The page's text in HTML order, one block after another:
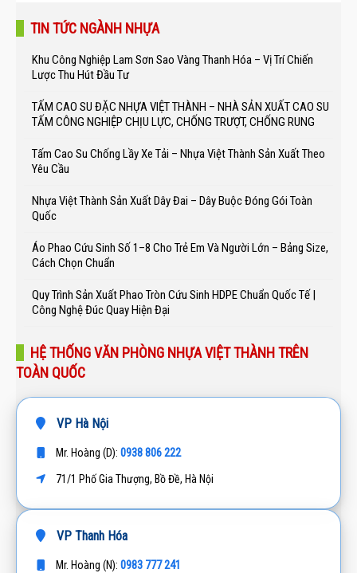
TIN TỨC NGÀNH NHỰA
Khu Công Nghiệp Lam Sơn Sao Vàng Thanh Hóa – Vị Trí Chiến
Lược Thu Hút Đầu Tư
TẤM CAO SU ĐẶC NHỰA VIỆT THÀNH – NHÀ SẢN XUẤT CAO SU
TẤM CÔNG NGHIỆP CHỊU LỰC, CHỐNG TRƯỢT, CHỐNG RUNG
Tấm Cao Su Chống Lầy Xe Tải – Nhựa Việt Thành Sản Xuất Theo
Yêu Cầu
Nhựa Việt Thành Sản Xuất Dây Đai – Dây Buộc Đóng Gói Toàn
Quốc
Áo Phao Cứu Sinh Số 1–8 Cho Trẻ Em Và Người Lớn – Bảng Size,
Cách Chọn Chuẩn
Quy Trình Sản Xuất Phao Tròn Cứu Sinh HDPE Chuẩn Quốc Tế |
Công Nghệ Đúc Quay Hiện Đại
HỆ THỐNG VĂN PHÒNG NHỰA VIỆT THÀNH TRÊN
TOÀN QUỐC
VP Hà Nội
Mr. Hoàng (D): 0938 806 222
71/1 Phố Gia Thượng, Bồ Đề, Hà Nội
VP Thanh Hóa
Mr. Hoàng (N): 0983 777 241